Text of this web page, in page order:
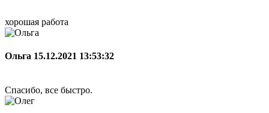
хорошая работа
Ольга 15.12.2021 13:53:32
Спасибо, все быстро.